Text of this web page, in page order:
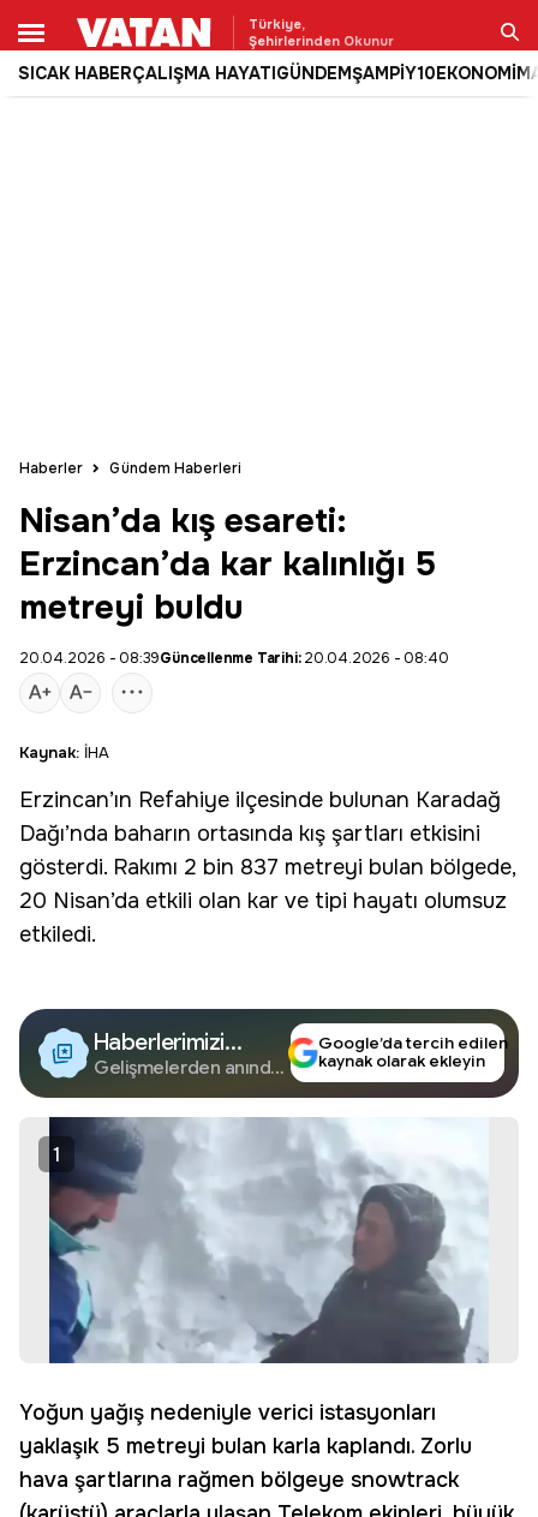
Türkiye,
Şehirlerinden Okunur
SICAK HABERÇALIŞMA HAYATIGÜNDEMŞAMPİY10EKONOMİ
Ara
Haberler Gündem Haberleri
Nisan’da kış esareti:
Erzincan’da kar kalınlığı 5
metreyi buldu
20.04.2026 - 08:39Güncellenme Tarihi:20.04.2026 - 08:40
Kaynak: İHA
Erzincan’ın Refahiye ilçesinde bulunan Karadağ
Dağı’nda baharın ortasında kış şartları etkisini
gösterdi. Rakımı 2 bin 837 metreyi bulan bölgede,
20 Nisan’da etkili olan kar ve tipi hayatı olumsuz
etkiledi.
Haberlerimizi
Google'da Takip
Edin
Gelişmelerden anında
Google’da tercih edilen
kaynak olarak ekleyin
1
Yoğun yağış nedeniyle verici istasyonları
yaklaşık 5 metreyi bulan karla kaplandı. Zorlu
hava şartlarına rağmen bölgeye snowtrack